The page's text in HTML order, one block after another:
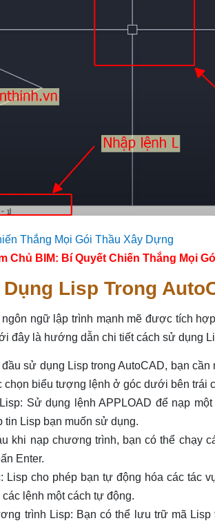
Chủ BIM: Bí Quyết Chiến Thắng Mọi
Lisp Trong
ngôn ngữ lập trình mạnh mẽ được tích
đây là hướng dẫn chi tiết cách sử dụng
sử dụng Lisp trong AutoCAD, bạn
chọn biểu tượng lệnh ở góc dưới bên trái
Sử dụng lệnh APPLOAD để nạp
tin Lisp bạn muốn sử dụng.
khi nạp chương trình, bạn có thể chạy
Enter.
Lisp cho phép bạn tự động hóa các tác
lệnh một cách tự động.
trình Lisp: Bạn có thể lưu trữ mã